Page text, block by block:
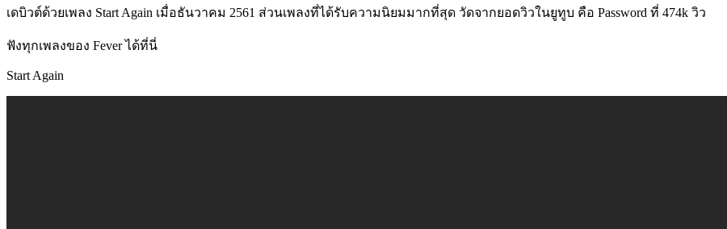
เดบิวต์ด้วยเพลง Start Again เมื่อธันวาคม 2561 ส่วนเพลงที่ได้รับความนิยมมากที่สุด วัดจากยอดวิวในยูทูบ คือ Password ที่ 474k วิว
ฟังทุกเพลงของ Fever ได้ที่นี่
Start Again